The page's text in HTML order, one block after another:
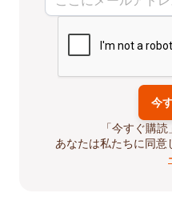
「今すぐ購
あなたは私たちに同意